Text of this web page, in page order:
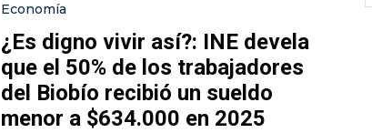
Economía
¿Es digno vivir así?: INE devela
que el 50% de los trabajadores
del Biobío recibió un sueldo
menor a $634.000 en 2025